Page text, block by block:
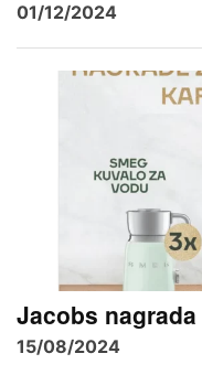
01/12/2024
Jacobs
15/08/2024